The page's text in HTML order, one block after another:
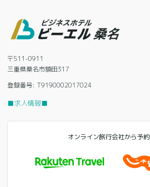
〒511-0911
三重県桑名市額田317
登録番号: T9190002017024
■求人情報■
オンライン旅行会社から予約